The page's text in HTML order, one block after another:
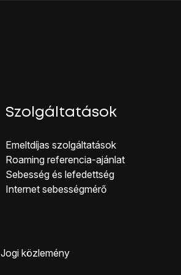
Szolgáltatások
Emeltdíjas szolgáltatások
Roaming referencia-ajánlat
Sebesség és lefedettség
Internet sebességmérő
Jogi közlemény